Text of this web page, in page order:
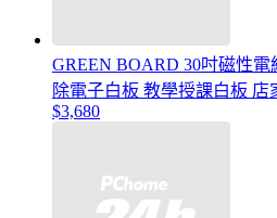
GREEN BOARD 30吋磁性
除電子白板 教學授課白板 店
$3,680